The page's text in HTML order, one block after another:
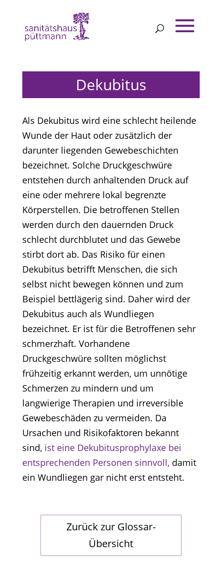
Dekubitus
Als Dekubitus wird eine schlecht heilende
Wunde der Haut oder zusätzlich der
darunter liegenden Gewebeschichten
bezeichnet. Solche Druckgeschwüre
entstehen durch anhaltenden Druck auf
eine oder mehrere lokal begrenzte
Körperstellen. Die betroffenen Stellen
werden durch den dauernden Druck
schlecht durchblutet und das Gewebe
stirbt dort ab. Das Risiko für einen
Dekubitus betrifft Menschen, die sich
selbst nicht bewegen können und zum
Beispiel bettlägerig sind. Daher wird der
Dekubitus auch als Wundliegen
bezeichnet. Er ist für die Betroffenen sehr
schmerzhaft. Vorhandene
Druckgeschwüre sollten möglichst
frühzeitig erkannt werden, um unnötige
Schmerzen zu mindern und um
langwierige Therapien und irreversible
Gewebeschäden zu vermeiden. Da
Ursachen und Risikofaktoren bekannt
sind, ist eine Dekubitusprophylaxe bei
entsprechenden Personen sinnvoll, damit
ein Wundliegen gar nicht erst entsteht.
Zurück zur Glossar-
Übersicht